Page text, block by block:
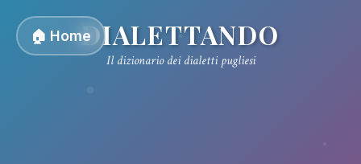
🏠 HomeDIALETTANDO
Il dizionario dei dialetti pugliesi